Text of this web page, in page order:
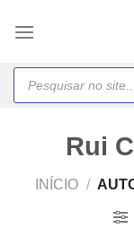
Products
search
Rui
INÍCIO /